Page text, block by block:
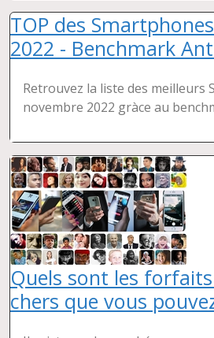
TOP des
2022 - Benchmark
Retrouvez la liste des meilleurs
novembre 2022 gràce au
Quels sont les
chers que vous